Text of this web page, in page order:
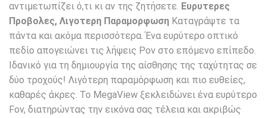
αντιμετωπίζει ό,τι κι αν της ζητήσετε. Ευρυτερες
Προβολες, Λιγοτερη Παραμορφωση Καταγράψτε τα
πάντα και ακόμα περισσότερα. Ένα ευρύτερο οπτικό
πεδίο απογειώνει τις λήψεις Pov στο επόμενο επίπεδο.
Ιδανικό για τη δημιουργία της αίσθησης της ταχύτητας σε
δύο τροχούς! Λιγότερη παραμόρφωση και πιο ευθείες,
καθαρές άκρες. Το MegaView ξεκλειδώνει ένα ευρύτερο
Fov, διατηρώντας την εικόνα σας τέλεια και ακριβώς